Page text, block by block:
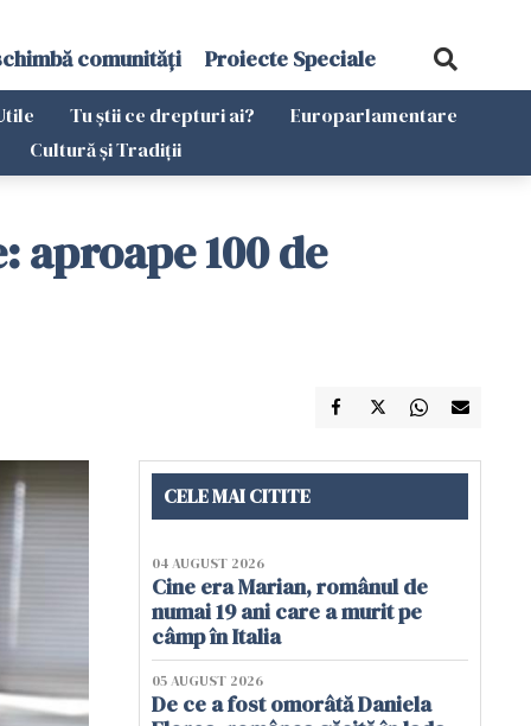
comunități Proiecte Speciale
Tu știi ce drepturi ai?
Europarlamentare
Cultură și Tradiții
100 de
CELE MAI CITITE
04 AUGUST 2026
Cine era Marian, românul de
numai 19 ani care a murit pe
câmp în Italia
05 AUGUST 2026
De ce a fost omorâtă Daniela